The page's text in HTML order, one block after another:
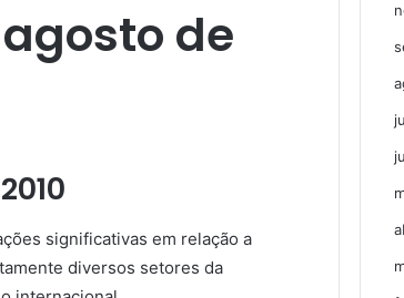
de
significativas em relação a
diversos setores da